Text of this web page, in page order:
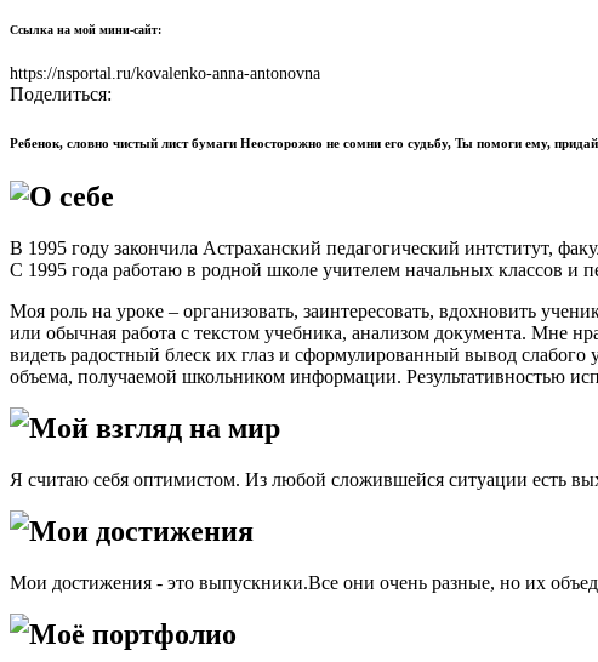
Ссылка на мой мини-сайт:
https://nsportal.ru/kovalenko-anna-antonovna
Поделиться:
Ребенок, словно чистый лист бумаги Неосторожно не сомни его судьбу, Ты помоги ему,
О себе
В 1995 году закончила Астраханский педагогический интститут,
С 1995 года работаю в родной школе учителем начальных классов и
Моя роль на уроке – организовать, заинтересовать, вдохновить
или обычная работа с текстом учебника, анализом документа. Мне
видеть радостный блеск их глаз и сформулированный вывод
объема, получаемой школьником информации. Результативностью
Мой взгляд на мир
Я считаю себя оптимистом. Из любой сложившейся ситуации есть
Мои достижения
Мои достижения - это выпускники.Все они очень разные, но их
Моё портфолио